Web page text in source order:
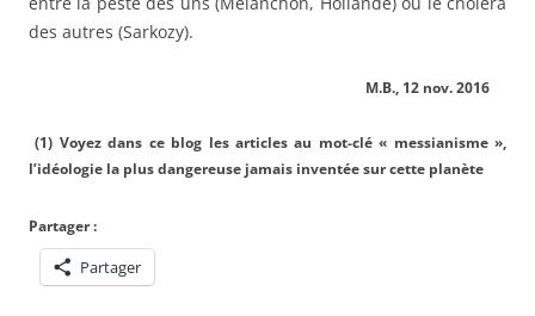
des autres (Sarkozy).
M.B., 12 nov. 2016
(1) Voyez dans ce blog les articles au mot-clé « messianisme »,
l’idéologie la plus dangereuse jamais inventée sur cette planète
Partager :
Partager